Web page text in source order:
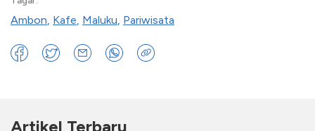
Ambon, Kafe, Maluku, Pariwisata
Artikel Terbaru